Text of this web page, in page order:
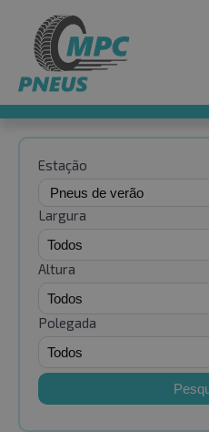
Estação
Largura
Altura
Polegada